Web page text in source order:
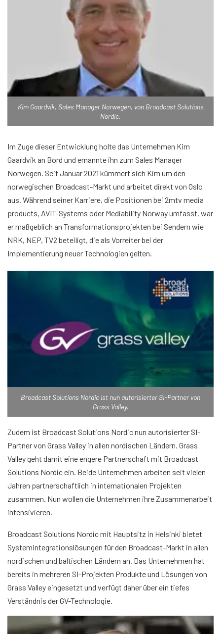
Kim Gaardvik, Sales Manager Norwegen, von Broadcast Solutions
Nordic.
Im Zuge dieser Entwicklung holte das Unternehmen Kim
Gaardvik an Bord und ernannte ihn zum Sales Manager
Norwegen. Seit Januar 2021 kümmert sich Kim um den
norwegischen Broadcast-Markt und arbeitet direkt von Oslo
aus. Während seiner Karriere, die Positionen bei 2mtv media
products, AVIT-Systems oder Mediability Norway umfasst, war
er maßgeblich an Transformationsprojekten bei Sendern wie
NRK, NEP, TV2 beteiligt, die als Vorreiter bei der
Implementierung neuer Technologien gelten.
Broadcast Solutions Nordic ist nun autorisierter SI-Partner von
Grass Valley.
Zudem ist Broadcast Solutions Nordic nun autorisierter SI-
Partner von Grass Valley in allen nordischen Ländern. Grass
Valley geht damit eine engere Partnerschaft mit Broadcast
Solutions Nordic ein. Beide Unternehmen arbeiten seit vielen
Jahren partnerschaftlich in internationalen Projekten
zusammen. Nun wollen die Unternehmen ihre Zusammenarbeit
intensivieren.
Broadcast Solutions Nordic mit Hauptsitz in Helsinki bietet
Systemintegrationslösungen für den Broadcast-Markt in allen
nordischen und baltischen Ländern an. Das Unternehmen hat
bereits in mehreren SI-Projekten Produkte und Lösungen von
Grass Valley eingesetzt und verfügt daher über ein tiefes
Verständnis der GV-Technologie.